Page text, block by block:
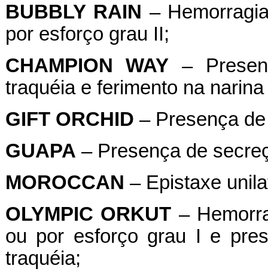
BUBBLY RAIN –
por esforço grau II;
CHAMPION
WAY –
traquéia e ferimento na
GIFT ORCHID – Presença
GUAPA – Presença de
MOROCCAN – Epistaxe
OLYMPIC ORKUT –
ou por esforço grau I e
traquéia;